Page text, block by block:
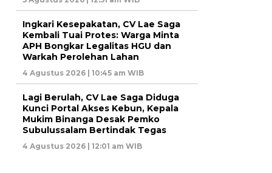
Ingkari Kesepakatan, CV Lae Saga
Kembali Tuai Protes: Warga Minta
APH Bongkar Legalitas HGU dan
Warkah Perolehan Lahan
4 Agustus 2026 | 10:45 am WIB
Lagi Berulah, CV Lae Saga Diduga
Kunci Portal Akses Kebun, Kepala
Mukim Binanga Desak Pemko
Subulussalam Bertindak Tegas
4 Agustus 2026 | 12:01 am WIB